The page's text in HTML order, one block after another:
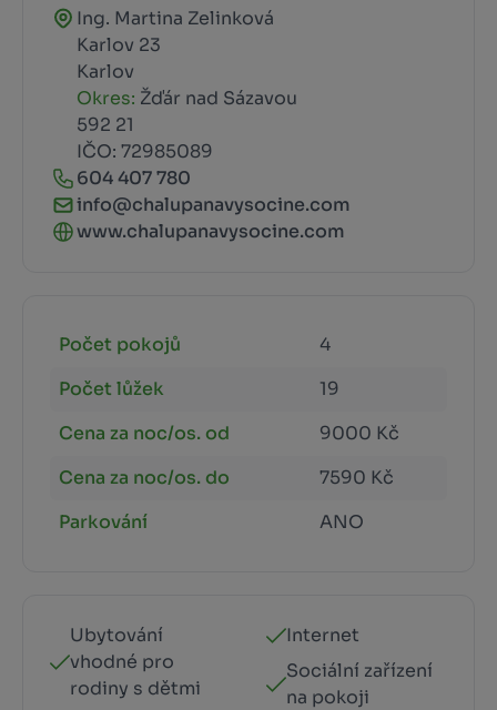
Ing. Martina Zelinková
Karlov 23
Karlov
Okres: Žďár nad Sázavou
592 21
IČO: 72985089
604 407 780
info@chalupanavysocine.com
www.chalupanavysocine.com
Počet pokojů
4
Počet lůžek
19
Cena za noc/os. od
9000 Kč
Cena za noc/os. do
7590 Kč
Parkování
ANO
Ubytování
vhodné pro
rodiny s dětmi
Internet
Sociální zařízení
na pokoji